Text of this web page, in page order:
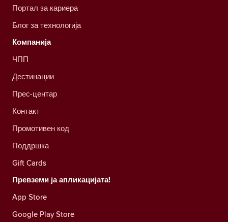
Портал за кариера
Блог за технологија
Компанија
ЧПП
Дестинации
Прес-центар
Контакт
Промотивен код
Поддршка
Gift Cards
Превземи ја апликацијата!
App Store
Google Play Store